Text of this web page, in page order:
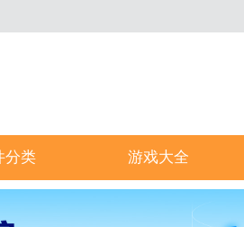
分类 游戏大全